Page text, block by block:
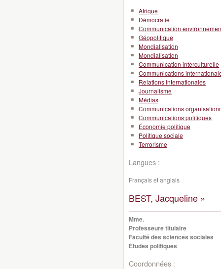
Afrique
Démocratie
Communication
Géopolitique
Mondialisation
Mondialisation
Communication interculturelle
Communications
Relations internationales
Journalisme
Médias
Communications
Communications politiques
Économie politique
Politique sociale
Terrorisme
Langues :
Français et anglais
BEST, Jacqueline »
Mme.
Professeure titulaire
Faculté des sciences sociales
Études politiques
Coordonnées :